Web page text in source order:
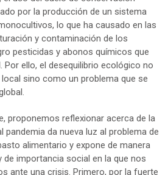
por la producción de un sistema
lo que ha causado en las
y contaminación de los
pesticidas y abonos químicos que
Por ello, el desequilibrio ecológico no
sino como un problema que se
proponemos reflexionar acerca de la
pandemia da nueva luz al problema de
alimentario y expone de manera
de importancia social en la que nos
ante una crisis. Primero, por la fuerte